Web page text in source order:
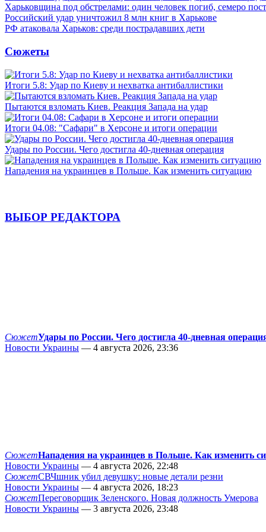
Харьковщина под обстрелами: один человек погиб, семеро
Российский удар уничтожил 8 млн книг в Харькове
РФ атаковала Харьков: среди пострадавших дети
Сюжеты
Итоги 5.8: Удар по Киеву и нехватка антибаллистики
Пытаются взломать Киев. Реакция Запада на удар
Итоги 04.08: "Сафари" в Херсоне и итоги операции
Удары по России. Чего достигла 40-дневная операция
Нападения на украинцев в Польше. Как изменить ситуацию
ВЫБОР РЕДАКТОРА
СюжетУдары по России. Чего достигла 40-дневная
Новости Украины — 4 августа 2026, 23:36
СюжетНападения на украинцев в Польше. Как изменить
Новости Украины — 4 августа 2026, 22:48
СюжетСВЧшник убил девушку: новые детали резни
Новости Украины — 4 августа 2026, 18:23
СюжетПереговорщик Зеленского. Новая должность Умерова
Новости Украины — 3 августа 2026, 23:48